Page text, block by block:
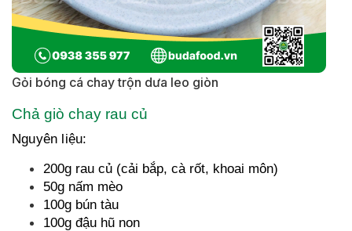
Gỏi bóng cá chay trộn dưa leo giòn
Chả giò chay rau củ
Nguyên liệu:
200g rau củ (cải bắp, cà rốt, khoai môn)
50g nấm mèo
100g bún tàu
100g đậu hũ non